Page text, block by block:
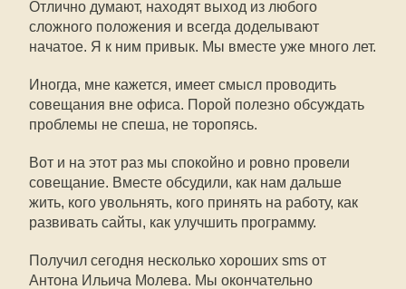
Отлично думают, находят выход из любого
сложного положения и всегда доделывают
начатое. Я к ним привык. Мы вместе уже много лет.
Иногда, мне кажется, имеет смысл проводить
совещания вне офиса. Порой полезно обсуждать
проблемы не спеша, не торопясь.
Вот и на этот раз мы спокойно и ровно провели
совещание. Вместе обсудили, как нам дальше
жить, кого увольнять, кого принять на работу, как
развивать сайты, как улучшить программу.
Получил сегодня несколько хороших sms от
Антона Ильича Молева. Мы окончательно